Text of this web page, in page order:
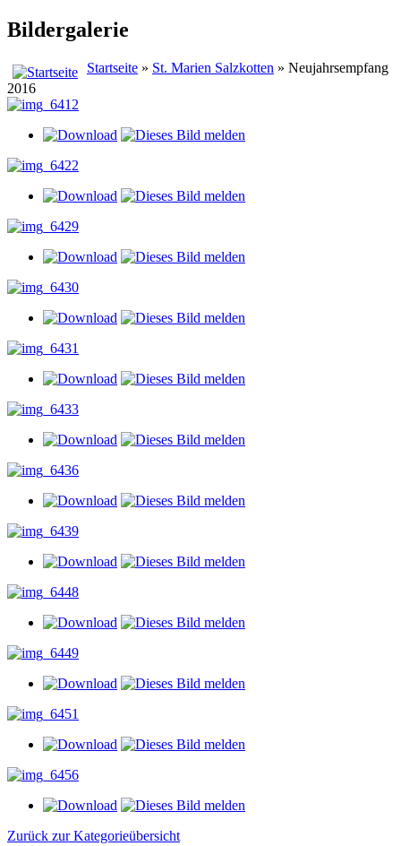
Bildergalerie
Startseite » St. Marien Salzkotten » Neujahrsempfang
2016
Zurück zur Kategorieübersicht